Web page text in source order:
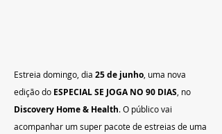
Estreia domingo, dia 25 de junho, uma nova
edição do ESPECIAL SE JOGA NO 90 DIAS, no
Discovery Home & Health. O público vai
acompanhar um super pacote de estreias de uma